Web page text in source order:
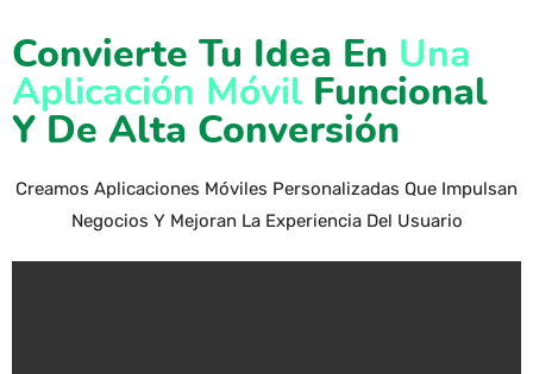
Convierte Tu Idea En Una
Aplicación MóvilFuncional
Y De Alta Conversión
Creamos Aplicaciones Móviles Personalizadas Que Impulsan
Negocios Y Mejoran La Experiencia Del Usuario